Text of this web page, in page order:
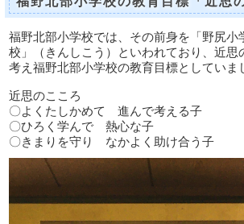
福野北部小学校では、その前身を「野尻小
校」（きんしこう）といわれており、近思
考え福野北部小学校の教育目標としていま
近思のこころ
〇よくたしかめて 進んで考える子
〇ひろく学んで 熱心な子
〇きまりを守り なかよく助け合う子